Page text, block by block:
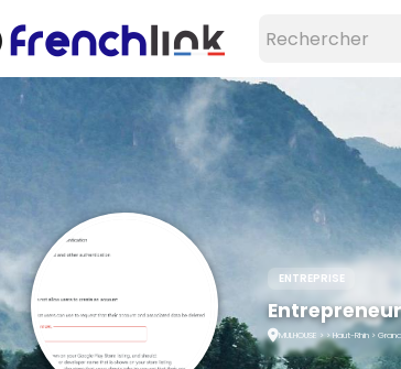
ENTREPRISE
Entrepreneur
MULHOUSE > > Haut-Rhin >